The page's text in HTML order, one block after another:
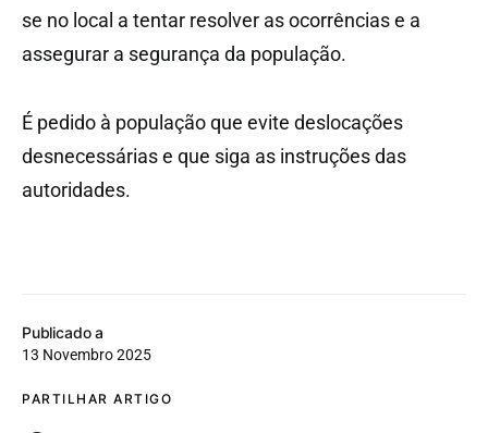
Publicado a
13 Novembro 2025
PARTILHAR ARTIGO
se no local a tentar resolver as ocorrências e a
assegurar a segurança da população.
É pedido à população que evite deslocações
desnecessárias e que siga as instruções das
autoridades.